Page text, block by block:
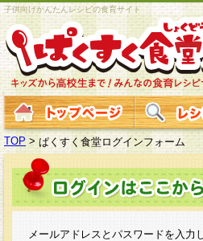
子供向けかんたんレシピの食育サイト
TOP > ぱくすく食堂ログインフォーム
メールアドレスとパスワードを入力